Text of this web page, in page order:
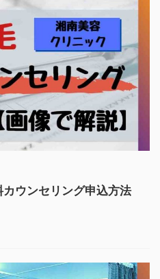
ウンセリング申込方法